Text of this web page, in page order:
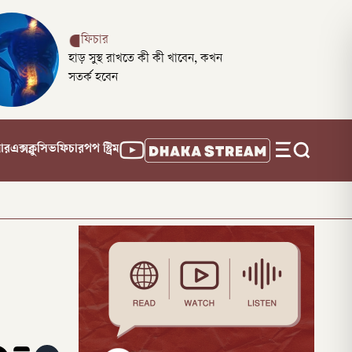
ফিচার
হাড় সুস্থ রাখতে কী কী খাবেন, কখন
সতর্ক হবেন
এক্সক্লুসিভফিচারপপ স্ট্রিম